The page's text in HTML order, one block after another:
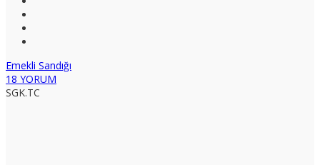
Emekli Sandığı
18 YORUM
SGK.TC